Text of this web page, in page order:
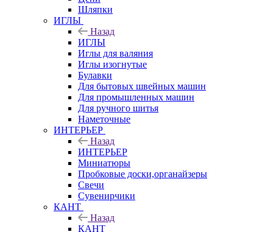
Шляпки
ИГЛЫ
Назад
ИГЛЫ
Иглы для валяния
Иглы изогнутые
Булавки
Для бытовых швейных машин
Для промышленных машин
Для ручного шитья
Наметочные
ИНТЕРЬЕР
Назад
ИНТЕРЬЕР
Миниатюры
Пробковые доски,органайзеры
Свечи
Сувенирчики
КАНТ
Назад
КАНТ